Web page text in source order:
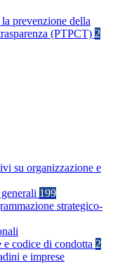
prevenzione della
(PTPCT) 2
su organizzazione e
199
strategico-
codice di condotta 2
e imprese